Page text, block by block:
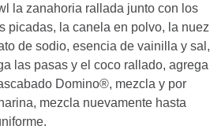
la zanahoria rallada junto con los
picadas, la canela en polvo, la nuez
de sodio, esencia de vainilla y sal,
las pasas y el coco rallado, agrega
Domino®, mezcla y por
mezcla nuevamente hasta